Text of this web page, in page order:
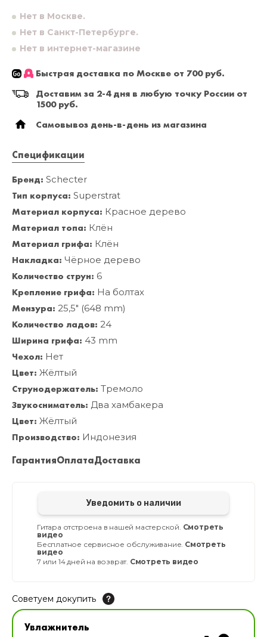
Нет в Москве.
Нет в Санкт-Петербурге.
Нет в интернет-магазине
Быстрая доставка по Москве от 700 руб.
Доставим за 2-4 дня в любую точку России от
1500 руб.
Самовывоз день-в-день из магазина
Спецификации
Бренд: Schecter
Тип корпуса: Superstrat
Материал корпуса: Красное дерево
Материал топа: Клён
Материал грифа: Клён
Накладка: Чёрное дерево
Количество струн: 6
Крепление грифа: На болтах
Мензура: 25,5" (648 mm)
Количество ладов: 24
Ширина грифа: 43 mm
Чехол: Нет
Цвет: Жёлтый
Струнодержатель: Тремоло
Звукосниматель: Два хамбакера
Цвет: Жёлтый
Производство: Индонезия
ГарантияОплатаДоставка
Уведомить о наличии
Гитара отстроена в нашей мастерской. Смотреть
видео
Бесплатное сервисное обслуживание. Смотреть
видео
7 или 14 дней на возврат. Смотреть видео
Советуем докупить
Увлажнитель для музыкальных инструментов
В наличии
Увлажнитель